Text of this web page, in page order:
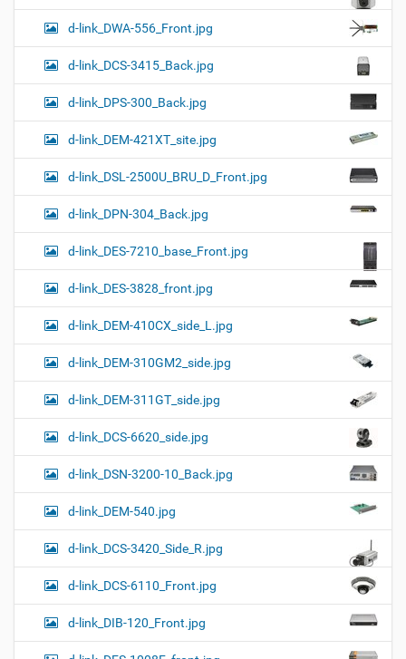
d-link_DWA-556_Front.jpg
d-link_DCS-3415_Back.jpg
d-link_DPS-300_Back.jpg
d-link_DEM-421XT_site.jpg
d-link_DSL-2500U_BRU_D_Front.jpg
d-link_DPN-304_Back.jpg
d-link_DES-7210_base_Front.jpg
d-link_DES-3828_front.jpg
d-link_DEM-410CX_side_L.jpg
d-link_DEM-310GM2_side.jpg
d-link_DEM-311GT_side.jpg
d-link_DCS-6620_side.jpg
d-link_DSN-3200-10_Back.jpg
d-link_DEM-540.jpg
d-link_DCS-3420_Side_R.jpg
d-link_DCS-6110_Front.jpg
d-link_DIB-120_Front.jpg